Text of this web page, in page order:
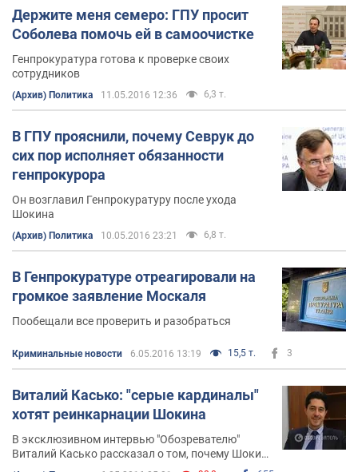
Держите меня семеро: ГПУ просит
Соболева помочь ей в самоочистке
Генпрокуратура готова к проверке своих
сотрудников
(Архив) Политика 11.05.2016 12:36 6,3 т.
В ГПУ прояснили, почему Севрук до
сих пор исполняет обязанности
генпрокурора
Он возглавил Генпрокуратуру после ухода
Шокина
(Архив) Политика 10.05.2016 23:21 6,8 т.
В Генпрокуратуре отреагировали на
громкое заявление Москаля
Пообещали все проверить и разобраться
Криминальные новости 6.05.2016 13:19 15,5 т. 3
Виталий Касько: "серые кардиналы"
хотят реинкарнации Шокина
В эксклюзивном интервью "Обозревателю"
Виталий Касько рассказал о том, почему Шокин
продолжает управлять Генпрокуратурой, у кого